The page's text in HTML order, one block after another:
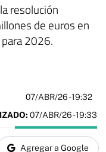
resolución
de euros en
2026.
07/ABR/26- 19:32
07/ABR/26 - 19:33
Agregar a Google